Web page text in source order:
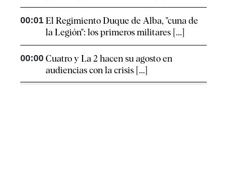
00:01 El Regimiento Duque de Alba, "cuna de
la Legión": los primeros militares [...]
00:00 Cuatro y La 2 hacen su agosto en
audiencias con la crisis [...]